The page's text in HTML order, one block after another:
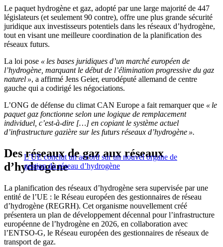
Le paquet hydrogène et gaz, adopté par une large majorité de 447
législateurs (et seulement 90 contre), offre une plus grande sécurité
juridique aux investisseurs potentiels dans les réseaux d’hydrogène,
tout en visant une meilleure coordination de la planification des
réseaux futurs.
La loi pose « les bases juridiques d’un marché européen de
l’hydrogène, marquant le début de l’élimination progressive du gaz
naturel », a affirmé Jens Geier, eurodéputé allemand de centre
gauche qui a codirigé les négociations.
L’ONG de défense du climat CAN Europe a fait remarquer que « le
paquet gaz fonctionne selon une logique de remplacement
individuel, c’est-à-dire […] en copiant le système actuel
d’infrastructure gazière sur les futurs réseaux d’hydrogène ».
L’UE conclut un accord sur un nouvel organe de
gestion du réseau d’hydrogène
Des réseaux de gaz aux réseaux
d’hydrogène
La planification des réseaux d’hydrogène sera supervisée par une
entité de l’UE : le Réseau européen des gestionnaires de réseau
d’hydrogène (REGRH). Cet organisme nouvellement créé
présentera un plan de développement décennal pour l’infrastructure
européenne de l’hydrogène en 2026, en collaboration avec
l’ENTSO-G, le Réseau européen des gestionnaires de réseaux de
transport de gaz.